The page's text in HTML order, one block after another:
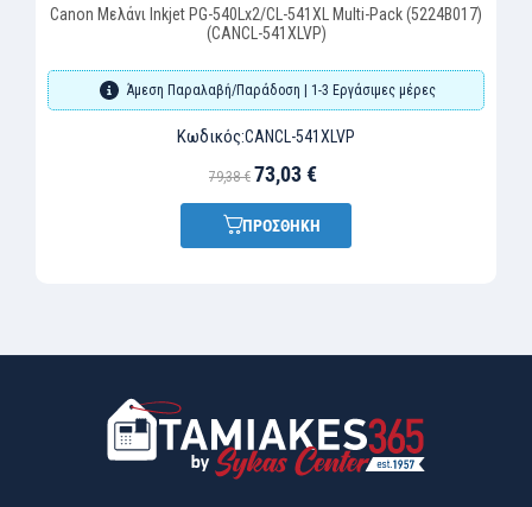
Canon Μελάνι Inkjet PG-540Lx2/CL-541XL Multi-Pack (5224B017)
(CANCL-541XLVP)
Άμεση Παραλαβή/Παράδοση | 1-3 Εργάσιμες μέρες
Κωδικός:CANCL-541XLVP
79,38 € 73,03 €
ΠΡΟΣΘΗΚΗ